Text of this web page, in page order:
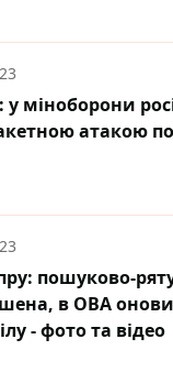
у міноборони
атакою
пошуково-
в ОВА
- фото та відео